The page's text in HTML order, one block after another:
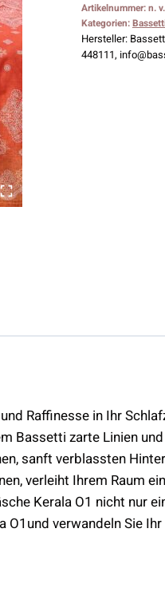
O1
Menge
Artikelnummer:n. v.
Kategorien:
Hersteller:
448111,
Raffinesse in Ihr
Bassetti zarte Linien
sanft verblassten
verleiht Ihrem Raum
Kerala O1 nicht nur
verwandeln Sie